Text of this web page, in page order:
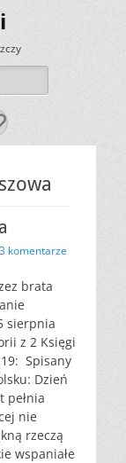
3 komentarze
brata
sierpnia
z 2 Księgi
Spisany
Dzień
pełnia
nie
rzeczą
wspaniałe